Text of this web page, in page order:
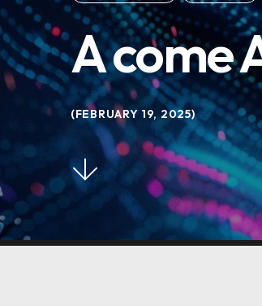
A come
FEBRUARY 19, 2025